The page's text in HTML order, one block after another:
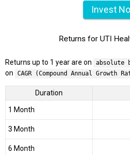
Invest
Returns for UTI
Returns up to 1 year are on absolute
on
CAGR (Compound Annual Growth
Duration
1 Month
3 Month
6 Month